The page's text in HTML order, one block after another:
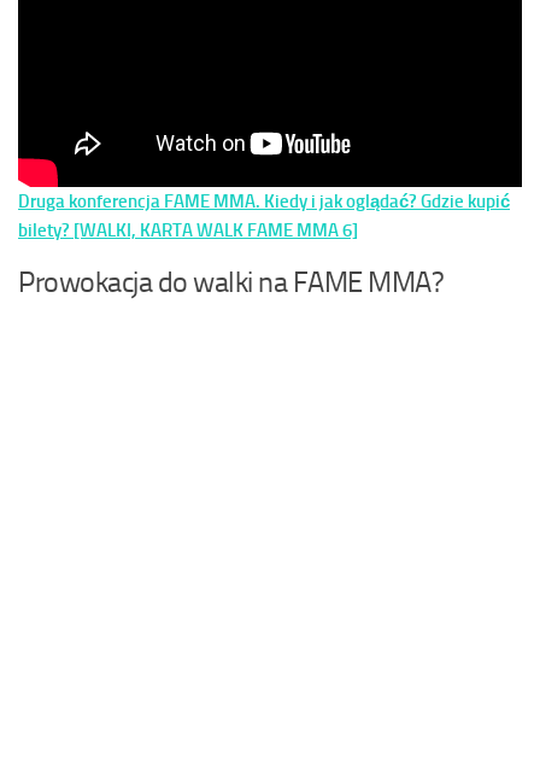
Druga konferencja FAME MMA. Kiedy i jak oglądać? Gdzie kupić
bilety? [WALKI, KARTA WALK FAME MMA 6]
Prowokacja do walki na FAME MMA?